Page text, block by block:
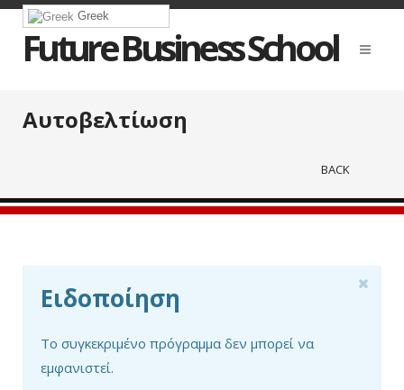
Greek
Future Business School
Αυτοβελτίωση
BACK
Ειδοποίηση
Το συγκεκριμένο πρόγραμμα δεν μπορεί να
εμφανιστεί.